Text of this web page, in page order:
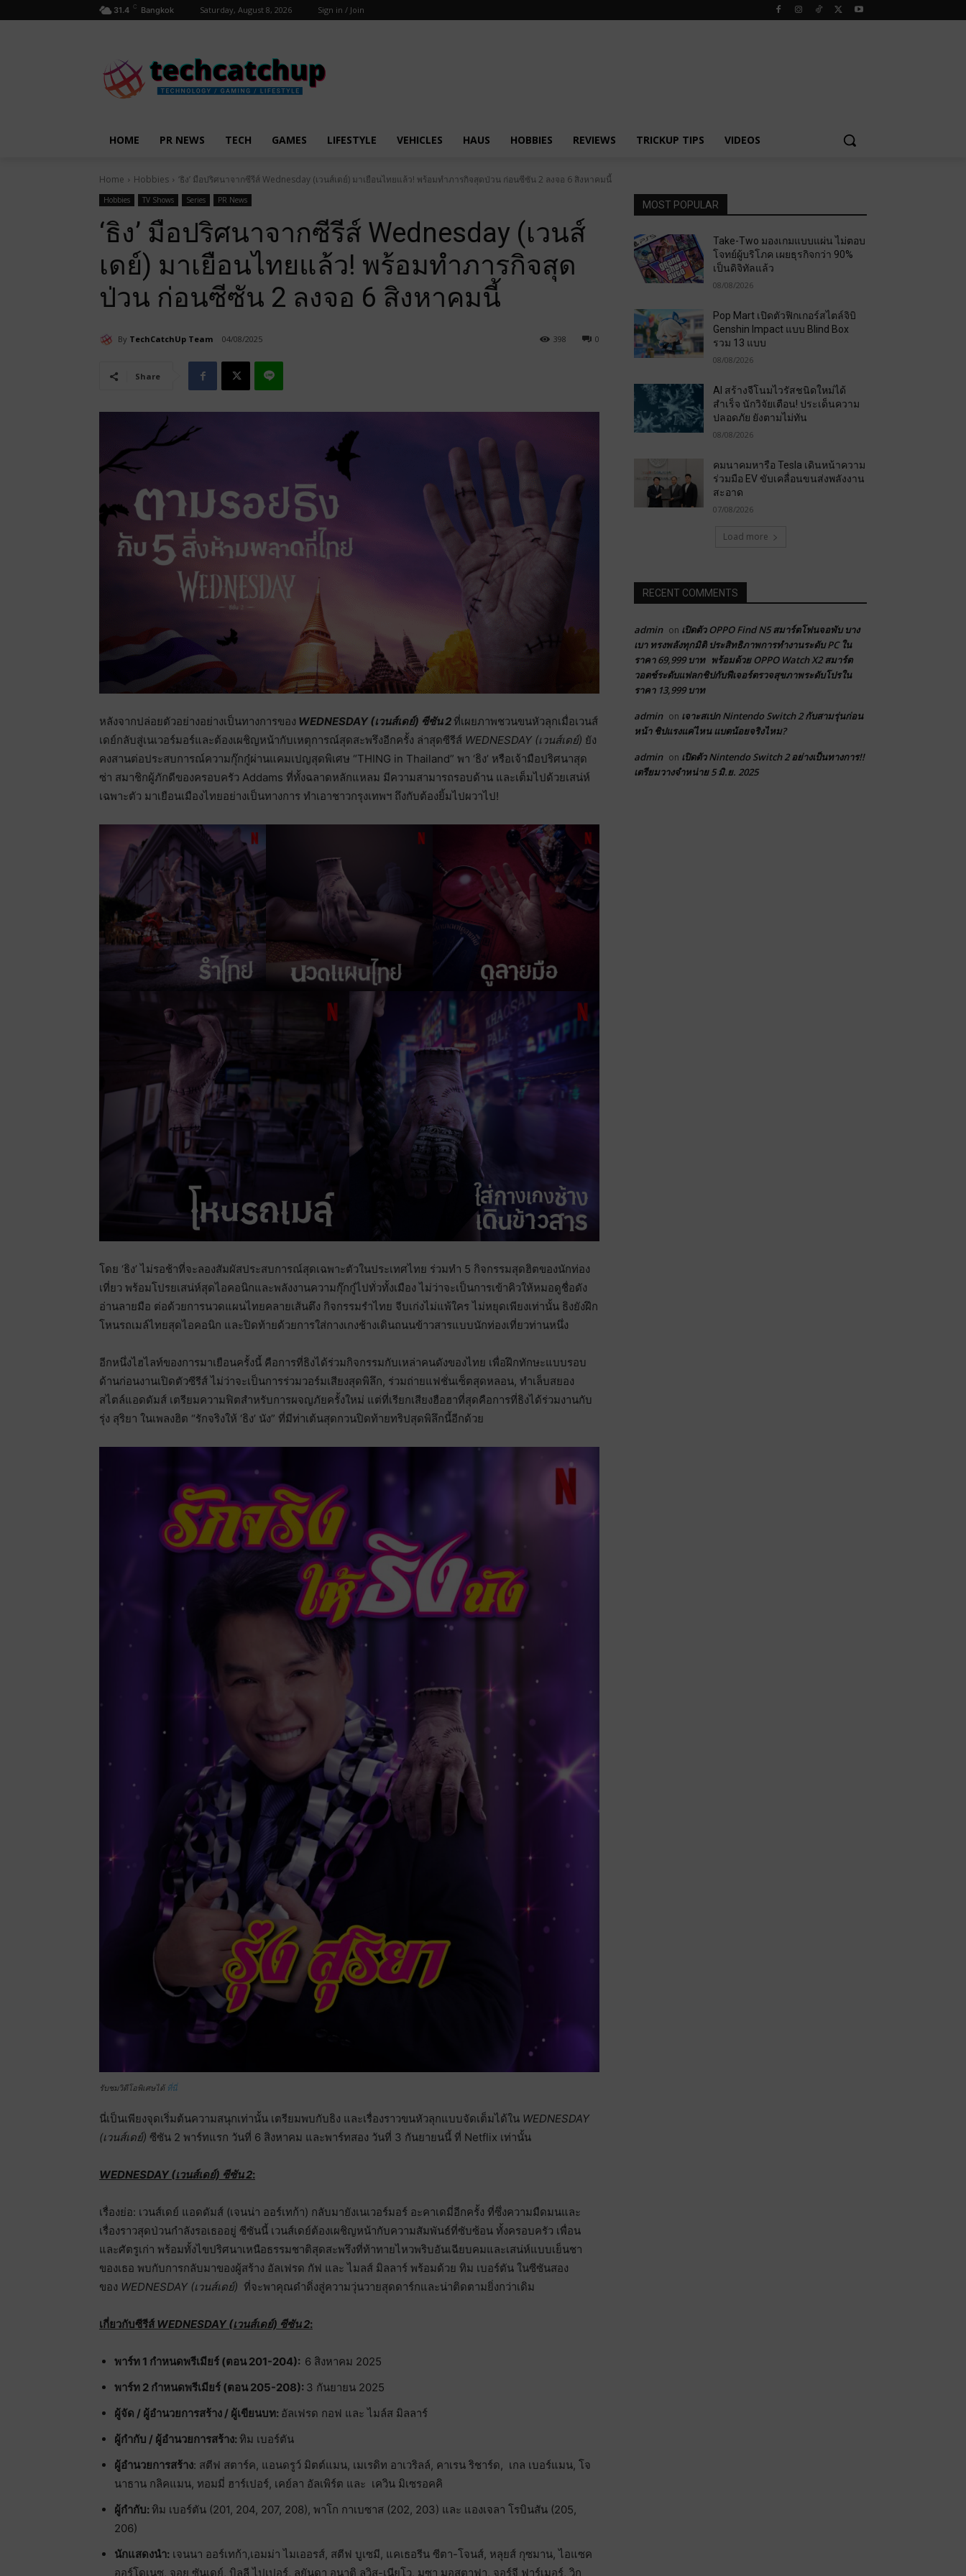
31.4 C Bangkok Saturday, August 8, 2026 Sign in / Join
HOME PR NEWS TECH GAMES LIFESTYLE VEHICLES HAUS HOBBIES REVIEWS TRICKUP TIPS VIDEOS
Home Hobbies ‘ธิง’ มือปริศนาจากซีรีส์ Wednesday (เวนส์เดย์) มาเยือนไทยแล้ว! พร้อมทำภารกิจสุดป่วน ก่อนซีซัน 2 ลงจอ 6 สิงหาคมนี้
Hobbies TV Shows Series PR News
‘ธิง’ มือปริศนาจากซีรีส์ Wednesday (เวนส์
เดย์) มาเยือนไทยแล้ว! พร้อมทำภารกิจสุด
ป่วน ก่อนซีซัน 2 ลงจอ 6 สิงหาคมนี้
By TechCatchUp Team 04/08/2025 0
398
Share
หลังจากปล่อยตัวอย่างอย่างเป็นทางการของ WEDNESDAY (เวนส์เดย์) ซีซัน 2ที่เผยภาพชวนขนหัวลุกเมื่อเวนส์
เดย์กลับสู่เนเวอร์มอร์และต้องเผชิญหน้ากับเหตุการณ์สุดสะพรึงอีกครั้ง ล่าสุดซีรีส์ WEDNESDAY (เวนส์เดย์) ยัง
คงสานต่อประสบการณ์ความกุ๊กกู๋ผ่านแคมเปญสุดพิเศษ “THING in Thailand” พา ‘ธิง’ หรือเจ้ามือปริศนาสุด
ซ่า สมาชิกผู้ภักดีของครอบครัว Addams ที่ทั้งฉลาดหลักแหลม มีความสามารถรอบด้าน และเต็มไปด้วยเสน่ห์
เฉพาะตัว มาเยือนเมืองไทยอย่างเป็นทางการ ทำเอาชาวกรุงเทพฯ ถึงกับต้องยิ้มไปผวาไป!
โดย ‘ธิง’ ไม่รอช้าที่จะลองสัมผัสประสบการณ์สุดเฉพาะตัวในประเทศไทย ร่วมทำ 5 กิจกรรมสุดฮิตของนักท่อง
เที่ยว พร้อมโปรยเสน่ห์สุดไอคอนิกและพลังงานความกุ๊กกู๋ไปทั่วทั้งเมือง ไม่ว่าจะเป็นการเข้าคิวให้หมอดูชื่อดัง
อ่านลายมือ ต่อด้วยการนวดแผนไทยคลายเส้นตึง กิจกรรมรำไทย จีบเก่งไม่แพ้ใคร ไม่หยุดเพียงเท่านั้น ธิงยังฝึก
โหนรถเมล์ไทยสุดไอคอนิก และปิดท้ายด้วยการใส่กางเกงช้างเดินถนนข้าวสารแบบนักท่องเที่ยวท่านหนึ่ง
อีกหนึ่งไฮไลท์ของการมาเยือนครั้งนี้ คือการที่ธิงได้ร่วมกิจกรรมกับเหล่าคนดังของไทย เพื่อฝึกทักษะแบบรอบ
ด้านก่อนงานเปิดตัวซีรีส์ ไม่ว่าจะเป็นการร่วมวอร์มเสียงสุดพิลึก, ร่วมถ่ายแฟชั่นเซ็ตสุดหลอน, ทำเล็บสยอง
สไตล์แอดดัมส์ เตรียมความฟิตสำหรับการผจญภัยครั้งใหม่ แต่ที่เรียกเสียงฮือฮาที่สุดคือการที่ธิงได้ร่วมงานกับ
รุ่ง สุริยา ในเพลงฮิต “รักจริงให้ ‘ธิง’ นัง” ที่มีท่าเต้นสุดกวนปิดท้ายทริปสุดพิลึกนี้อีกด้วย
รับชมวิดีโอพิเศษได้ ที่นี่
นี่เป็นเพียงจุดเริ่มต้นความสนุกเท่านั้น เตรียมพบกับธิง และเรื่องราวขนหัวลุกแบบจัดเต็มได้ใน WEDNESDAY
(เวนส์เดย์) ซีซัน 2 พาร์ทแรก วันที่ 6 สิงหาคม และพาร์ทสอง วันที่ 3 กันยายนนี้ ที่ Netflix เท่านั้น
WEDNESDAY (เวนส์เดย์) ซีซัน 2:
เรื่องย่อ: เวนส์เดย์ แอดดัมส์ (เจนน่า ออร์เทก้า) กลับมายังเนเวอร์มอร์ อะคาเดมี่อีกครั้ง ที่ซึ่งความมืดมนและ
เรื่องราวสุดป่วนกำลังรอเธออยู่ ซีซันนี้ เวนส์เดย์ต้องเผชิญหน้ากับความสัมพันธ์ที่ซับซ้อน ทั้งครอบครัว เพื่อน
และศัตรูเก่า พร้อมทั้งไขปริศนาเหนือธรรมชาติสุดสะพรึงที่ท้าทายไหวพริบอันเฉียบคมและเสน่ห์แบบเย็นชา
ของเธอ พบกับการกลับมาของผู้สร้าง อัลเฟรด กัฟ และ ไมลส์ มิลลาร์ พร้อมด้วย ทิม เบอร์ตัน ในซีซันสอง
ของ WEDNESDAY (เวนส์เดย์) ที่จะพาคุณดำดิ่งสู่ความวุ่นวายสุดดาร์กและน่าติดตามยิ่งกว่าเดิม
เกี่ยวกับซีรีส์WEDNESDAY (เวนส์เดย์) ซีซัน 2:
พาร์ท 1 กำหนดพรีเมียร์ (ตอน 201-204): 6 สิงหาคม 2025
พาร์ท 2 กำหนดพรีเมียร์ (ตอน 205-208): 3 กันยายน 2025
ผู้จัด / ผู้อำนวยการสร้าง / ผู้เขียนบท: อัลเฟรด กอฟ และ ไมล์ส มิลลาร์
ผู้กำกับ / ผู้อำนวยการสร้าง: ทิม เบอร์ตัน
ผู้อำนวยการสร้าง: สตีฟ สตาร์ค, แอนดรูว์ มิตต์แมน, เมเรดิท อาเวริลล์, คาเรน ริชาร์ด, เกล เบอร์แมน, โจ
นาธาน กลิคแมน, ทอมมี่ ฮาร์เปอร์, เคย์ลา อัลเพิร์ต และ เควิน มิเซรอคคิ
ผู้กำกับ: ทิม เบอร์ตัน (201, 204, 207, 208), พาโก กาเบซาส (202, 203) และ แองเจลา โรบินสัน (205,
206)
นักแสดงนำ: เจนนา ออร์เทก้า,เอมม่า ไมเออรส์, สตีฟ บูเซมี, แคเธอรีน ซีตา-โจนส์, หลุยส์ กุซมาน, ไอแซค
ออร์โดเนซ, จอย ซันเดย์, บิลลี ไปเปอร์, ลูยันดา อูนาติ ลูวิส-เนียโว, มูซา มอสตาฟา, จอร์จี ฟาร์เมอร์, วิก
MOST POPULAR
Take-Two มองเกมแบบแผ่น ไม่ตอบ
โจทย์ผู้บริโภค เผยธุรกิจกว่า 90%
เป็นดิจิทัลแล้ว
08/08/2026
Pop Mart เปิดตัวฟิกเกอร์สไตล์จิบิ
Genshin Impact แบบ Blind Box
รวม 13 แบบ
08/08/2026
AI สร้างจีโนมไวรัสชนิดใหม่ได้
สำเร็จ นักวิจัยเตือน! ประเด็นความ
ปลอดภัย ยังตามไม่ทัน
08/08/2026
คมนาคมหารือ Tesla เดินหน้าความ
ร่วมมือ EV ขับเคลื่อนขนส่งพลังงาน
สะอาด
07/08/2026
Load more
RECENT COMMENTS
admin on เปิดตัว OPPO Find N5 สมาร์ตโฟนจอพับ บาง
เบา ทรงพลังทุกมิติ ประสิทธิภาพการทำงานระดับ PC ใน
ราคา 69,999 บาท พร้อมด้วย OPPO Watch X2 สมาร์ต
วอตช์ระดับแฟลกชิปกับฟีเจอร์ตรวจสุขภาพระดับโปรใน
ราคา 13,999 บาท
admin on เจาะสเปก Nintendo Switch 2 กับสามรุ่นก่อน
หน้า ชิปแรงแค่ไหน แบตน้อยจริงไหม?
admin on เปิดตัว Nintendo Switch 2 อย่างเป็นทางการ!!
เตรียมวางจำหน่าย 5 มิ.ย. 2025